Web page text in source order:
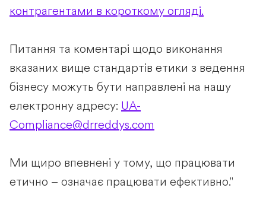
контрагентами в короткому огляді.
Питання та коментарі щодо виконання
вказаних вище стандартів етики з ведення
бізнесу можуть бути направлені на нашу
електронну адресу: UA-
Compliance@drreddys.com
Ми щиро впевнені у тому, що працювати
етично – означає працювати ефективно."